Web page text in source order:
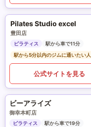
Pilates Studio excel
豊田店
ピラティス
駅から車で11分
駅から5分以内のジムに通いたい人
公式サイトを見る
ビーアライズ
御幸本町店
ピラティス
駅から車で19分